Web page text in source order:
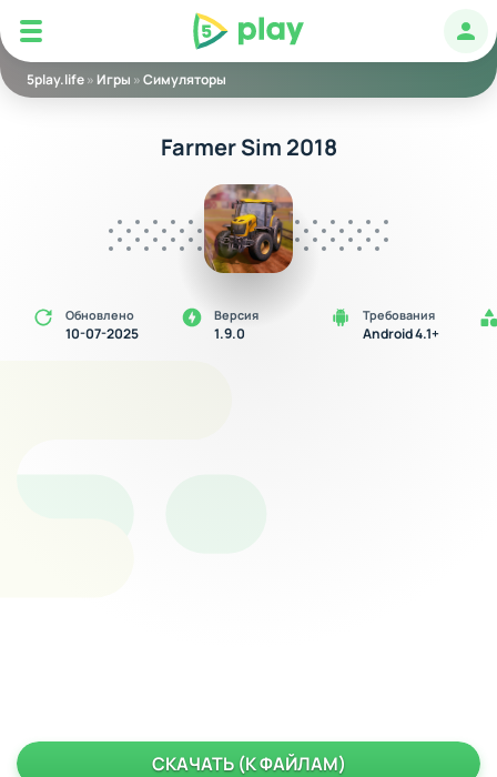
5play
5play.life» Игры »Симуляторы
Farmer Sim 2018
Обновлено
10-07-2025
Версия
1.9.0
Требования
Android 4.1+
СКАЧАТЬ (К ФАЙЛАМ)